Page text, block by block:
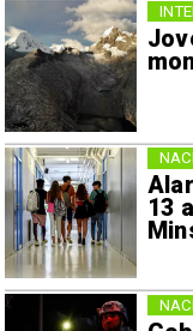
13